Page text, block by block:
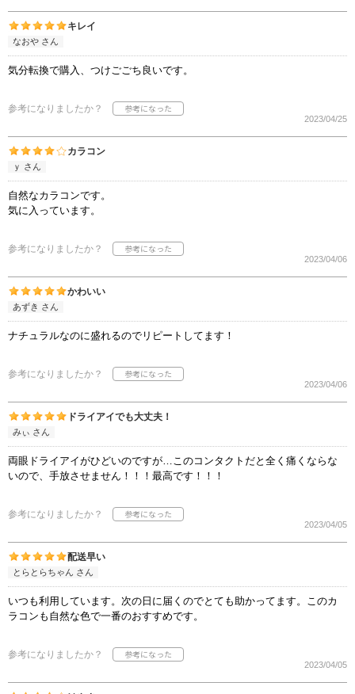
キレイ
なおや さん
気分転換で購入、つけごごち良いです。
参考になりましたか？
2023/04/25
カラコン
ｙ さん
自然なカラコンです。
気に入っています。
参考になりましたか？
2023/04/06
かわいい
あずき さん
ナチュラルなのに盛れるのでリピートしてます！
参考になりましたか？
2023/04/06
ドライアイでも大丈夫！
みぃ さん
両眼ドライアイがひどいのですが…このコンタクトだと全く痛くならな
いので、手放させません！！！最高です！！！
参考になりましたか？
2023/04/05
配送早い
とらとらちゃん さん
いつも利用しています。次の日に届くのでとても助かってます。このカ
ラコンも自然な色で一番のおすすめです。
参考になりましたか？
2023/04/05